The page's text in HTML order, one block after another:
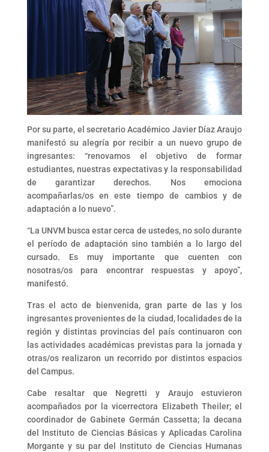
Por su parte, el secretario Académico Javier Díaz Araujo
manifestó su alegría por recibir a un nuevo grupo de
ingresantes: “renovamos el objetivo de formar
estudiantes, nuestras expectativas y la responsabilidad
de garantizar derechos. Nos emociona
acompañarlas/os en este tiempo de cambios y de
adaptación a lo nuevo”.
“La UNVM busca estar cerca de ustedes, no solo durante
el período de adaptación sino también a lo largo del
cursado. Es muy importante que cuenten con
nosotras/os para encontrar respuestas y apoyo”,
manifestó.
Tras el acto de bienvenida, gran parte de las y los
ingresantes provenientes de la ciudad, localidades de la
región y distintas provincias del país continuaron con
las actividades académicas previstas para la jornada y
otras/os realizaron un recorrido por distintos espacios
del Campus.
Cabe resaltar que Negretti y Araujo estuvieron
acompañados por la vicerrectora Elizabeth Theiler; el
coordinador de Gabinete Germán Cassetta; la decana
del Instituto de Ciencias Básicas y Aplicadas Carolina
Morgante y su par del Instituto de Ciencias Humanas